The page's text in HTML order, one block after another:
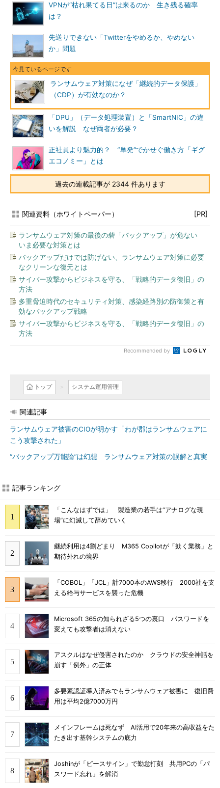
VPNが“枯れ果てる日”は来るのか 生き残る確率
は？
先送りできない「Twitterをやめるか、やめない
か」問題
ランサムウェア対策になぜ「継続的データ保護」
（CDP）が有効なのか？
「DPU」（データ処理装置）と「SmartNIC」の違
いを解説 なぜ両者が必要？
正社員より魅力的？ “単発”でかせぐ働き方「ギグ
エコノミー」とは
過去の連載記事が 2344 件あります
関連資料（ホワイトペーパー） [PR]
ランサムウェア対策の最後の砦「バックアップ」が危ない
いま必要な対策とは
バックアップだけでは防げない、ランサムウェア対策に必要
なクリーンな復元とは
サイバー攻撃からビジネスを守る、「戦略的データ復旧」の
方法
多重脅迫時代のセキュリティ対策、感染経路別の防御策と有
効なバックアップ戦略
サイバー攻撃からビジネスを守る、「戦略的データ復旧」の
方法
Recommended by
トップ システム運用管理
関連記事
ランサムウェア被害のCIOが明かす「わが郡はランサムウェアに
こう攻撃された」
“バックアップ万能論”は幻想 ランサムウェア対策の誤解と真実
記事ランキング
「こんなはずでは」 製造業の若手は“アナログな現
場”に幻滅して辞めていく
継続利用は4割どまり M365 Copilotが「効く業務」と
期待外れの境界
「COBOL」「JCL」計7000本のAWS移行 2000社を支
える給与サービスを襲った危機
Microsoft 365の知られざる5つの裏口 パスワードを
変えても攻撃者は消えない
アスクルはなぜ侵害されたのか クラウドの安全神話を
崩す「例外」の正体
多要素認証導入済みでもランサムウェア被害に 復旧費
用は平均2億7000万円
メインフレームは死なず AI活用で20年来の高収益をた
たき出す基幹システムの底力
Joshinが「ピースサイン」で勤怠打刻 共用PCの「パ
スワード忘れ」を解消